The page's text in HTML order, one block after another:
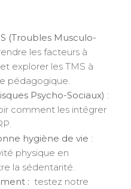
(Troubles Musculo-
les facteurs à
explorer les TMS à
pédagogique.
Psycho-Sociaux) :
comment les intégrer
hygiène de vie :
physique en
la sédentarité.
: testez notre